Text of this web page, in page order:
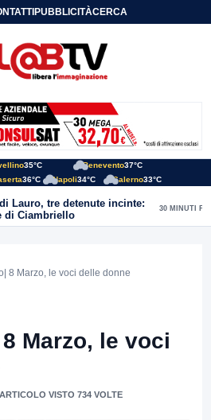
PUBBLICITÀCERCA
35°C Benevento37°C
36°C Napoli34°C Salerno33°C
Lauro, tre detenute incinte:
di Ciambriello
30 MINUTI FA
8 Marzo, le voci delle donne
Marzo, le voci
ARTICOLO VISTO 734 VOLTE